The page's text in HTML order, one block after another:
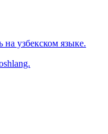
узбекском языке.